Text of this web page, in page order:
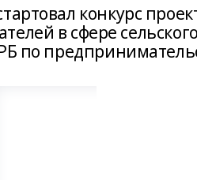
конкурс
в сфере
по